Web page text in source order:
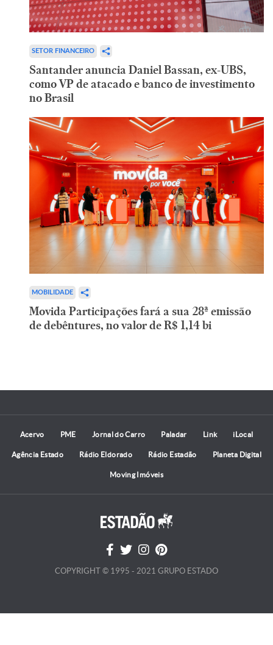
SETOR FINANCEIRO
Santander anuncia Daniel Bassan, ex-UBS,
como VP de atacado e banco de investimento
no Brasil
MOBILIDADE
Movida Participações fará a sua 28ª emissão
de debêntures, no valor de R$ 1,14 bi
Acervo PME Jornal do Carro Paladar Link iLocal
Agência Estado Rádio Eldorado Rádio Estadão Planeta Digital
Moving Imóveis
COPYRIGHT © 1995 - 2021 GRUPO ESTADO